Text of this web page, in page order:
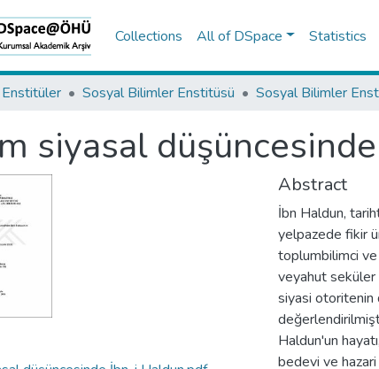
Collections All of DSpace Statistics
Enstitüler Sosyal Bilimler Enstitüsü
siyasal
Abstract
İbn Haldun,
yelpazede fikir
toplumbilimci ve
veyahut seküler
siyasi
Haldun'un
bedevi ve